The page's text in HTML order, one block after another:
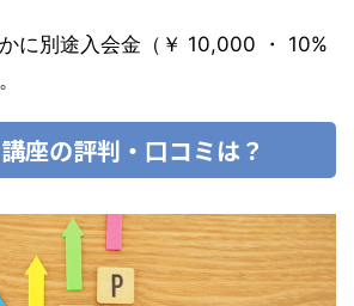
に別途入会金（￥ 10,000 ・ 10%
座の評判・口コミは？